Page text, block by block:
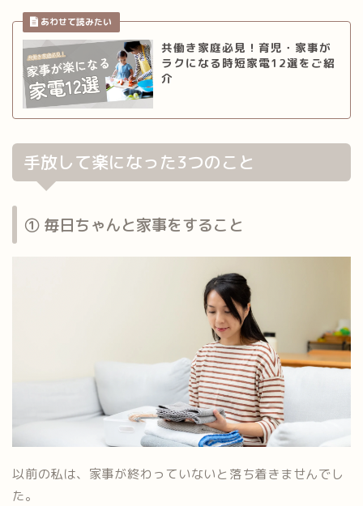
共働き家庭必見！育児・家事が
ラクになる時短家電12選をご紹
介
手放して楽になった3つのこと
① 毎日ちゃんと家事をすること
以前の私は、家事が終わっていないと落ち着きませんでし
た。